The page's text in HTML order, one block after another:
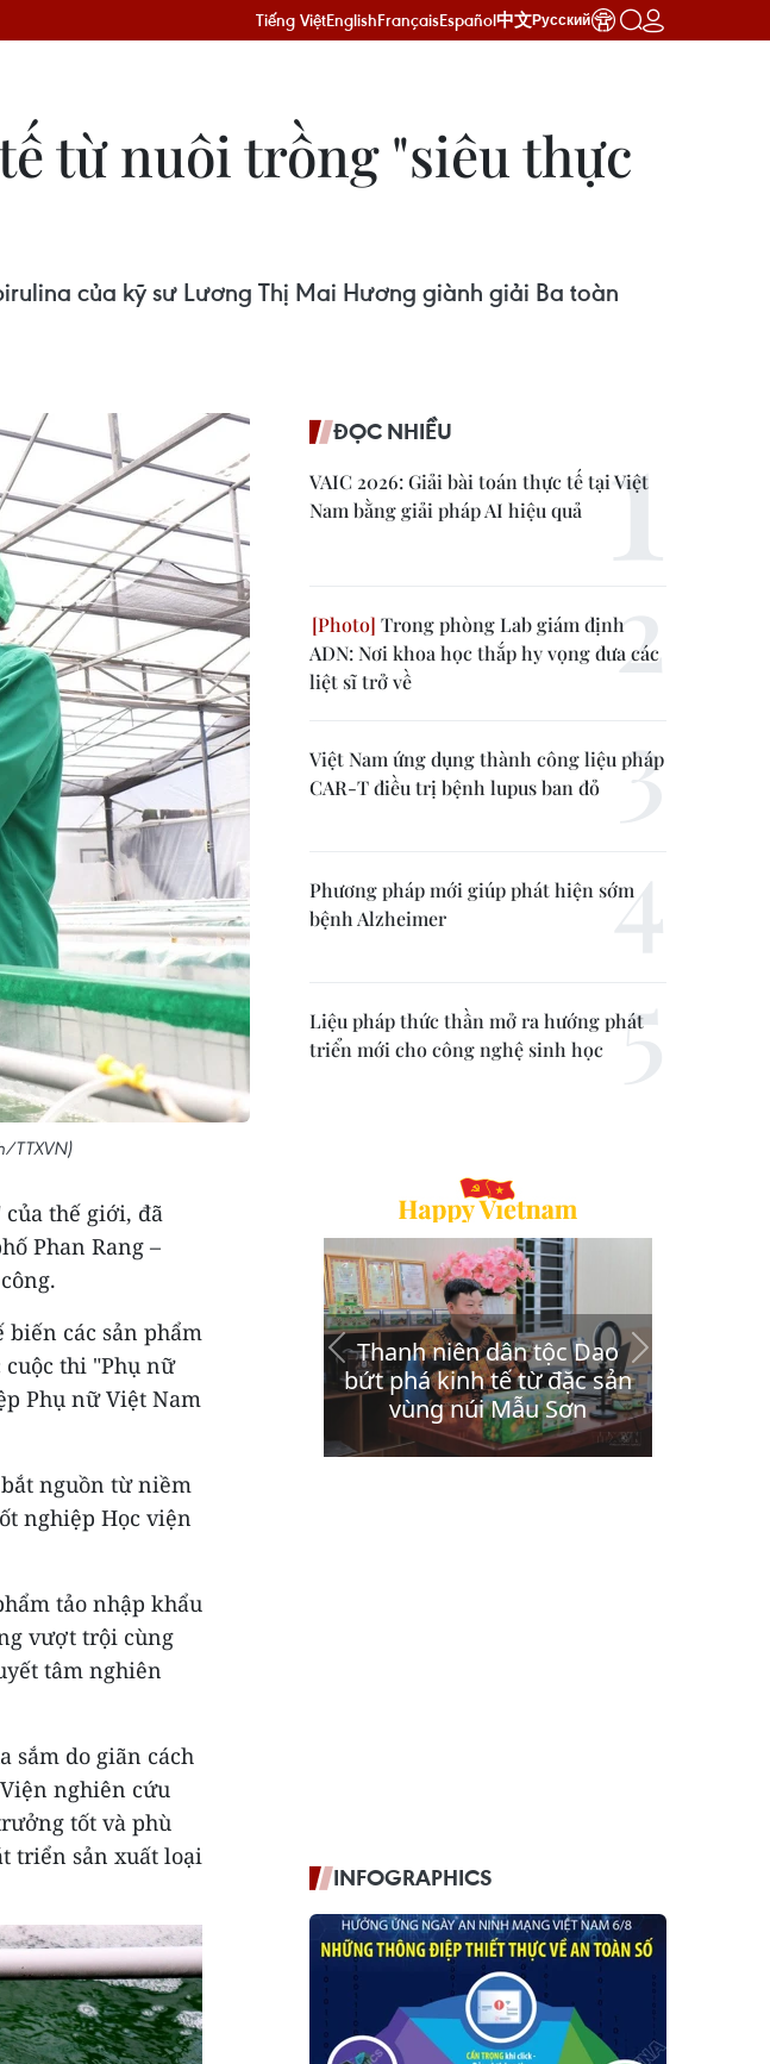
Tiếng ViệtEnglishFrançaisEspañol中文Русский
từ nuôi trồng "siêu thực
của kỹ sư Lương Thị Mai Hương giành giải Ba toàn
TTXVN)
thế giới, đã
Phan Rang –
các sản phẩm
cuộc thi "Phụ nữ
Phụ nữ Việt Nam
nguồn từ niềm
nghiệp Học viện
tảo nhập khẩu
vượt trội cùng
tâm nghiên
sắm do giãn cách
nghiên cứu
tốt và phù
triển sản xuất loại
ĐỌC NHIỀU
VAIC 2026: Giải bài toán thực tế tại Việt
Nam bằng giải pháp AI hiệu quả
Trong phòng Lab giám định
ADN: Nơi khoa học thắp hy vọng đưa các
liệt sĩ trở về
Việt Nam ứng dụng thành công liệu pháp
CAR-T điều trị bệnh lupus ban đỏ
Phương pháp mới giúp phát hiện sớm
bệnh Alzheimer
Liệu pháp thức thần mở ra hướng phát
triển mới cho công nghệ sinh học
INFOGRAPHICS